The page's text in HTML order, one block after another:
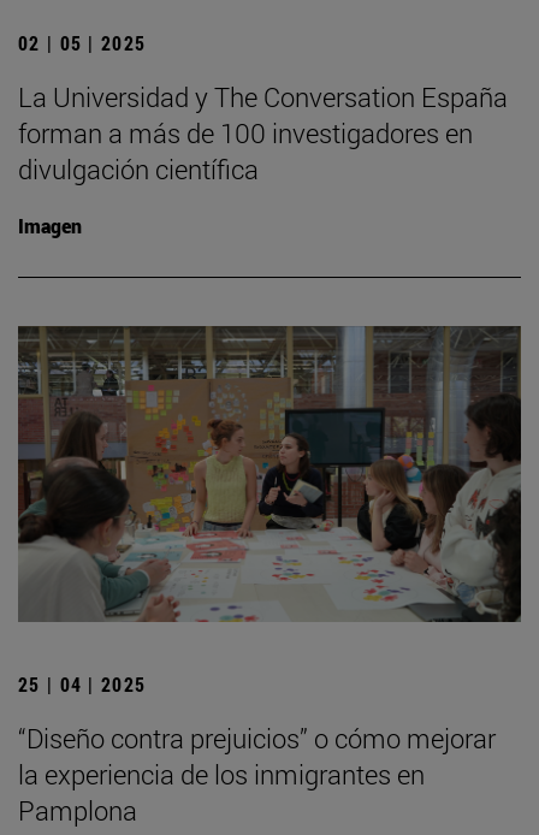
02 | 05 | 2025
La Universidad y The Conversation España
forman a más de 100 investigadores en
divulgación científica
Imagen
25 | 04 | 2025
“Diseño contra prejuicios” o cómo mejorar
la experiencia de los inmigrantes en
Pamplona